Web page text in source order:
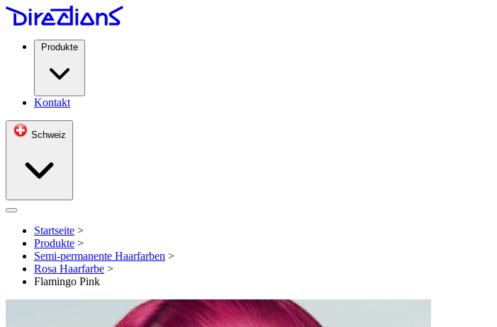
Produkte
Kontakt
Schweiz
Open menu
Startseite >
Produkte >
Semi-permanente Haarfarben >
Rosa Haarfarbe >
Flamingo Pink